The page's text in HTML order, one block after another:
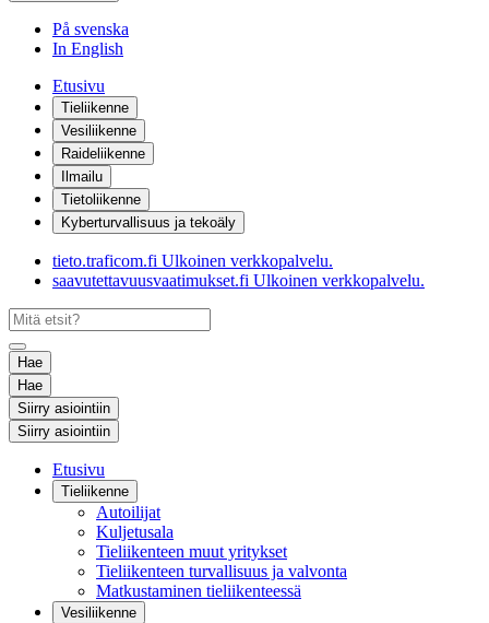
På svenska
In English
Etusivu
Tieliikenne
Vesiliikenne
Raideliikenne
Ilmailu
Tietoliikenne
Kyberturvallisuus ja tekoäly
tieto.traficom.fi Ulkoinen verkkopalvelu.
saavutettavuusvaatimukset.fi Ulkoinen verkkopalvelu.
Hae
Hae
Siirry asiointiin
Siirry asiointiin
Etusivu
Tieliikenne
Autoilijat
Kuljetusala
Tieliikenteen muut yritykset
Tieliikenteen turvallisuus ja valvonta
Matkustaminen tieliikenteessä
Vesiliikenne